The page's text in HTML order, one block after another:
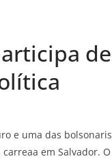
e uma das
em Salvador.